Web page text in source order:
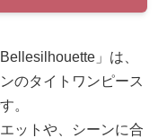
」は、
のタイトワンピース
。
ットや、シーンに合